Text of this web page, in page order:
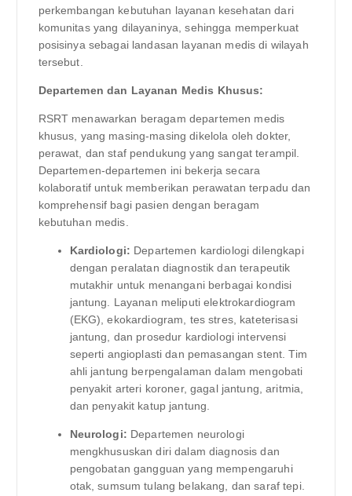
perkembangan kebutuhan layanan kesehatan dari
komunitas yang dilayaninya, sehingga memperkuat
posisinya sebagai landasan layanan medis di wilayah
tersebut.
Departemen dan Layanan Medis Khusus:
RSRT menawarkan beragam departemen medis
khusus, yang masing-masing dikelola oleh dokter,
perawat, dan staf pendukung yang sangat terampil.
Departemen-departemen ini bekerja secara
kolaboratif untuk memberikan perawatan terpadu dan
komprehensif bagi pasien dengan beragam
kebutuhan medis.
Kardiologi: Departemen kardiologi dilengkapi
dengan peralatan diagnostik dan terapeutik
mutakhir untuk menangani berbagai kondisi
jantung. Layanan meliputi elektrokardiogram
(EKG), ekokardiogram, tes stres, kateterisasi
jantung, dan prosedur kardiologi intervensi
seperti angioplasti dan pemasangan stent. Tim
ahli jantung berpengalaman dalam mengobati
penyakit arteri koroner, gagal jantung, aritmia,
dan penyakit katup jantung.
Neurologi: Departemen neurologi
mengkhususkan diri dalam diagnosis dan
pengobatan gangguan yang mempengaruhi
otak, sumsum tulang belakang, dan saraf tepi.